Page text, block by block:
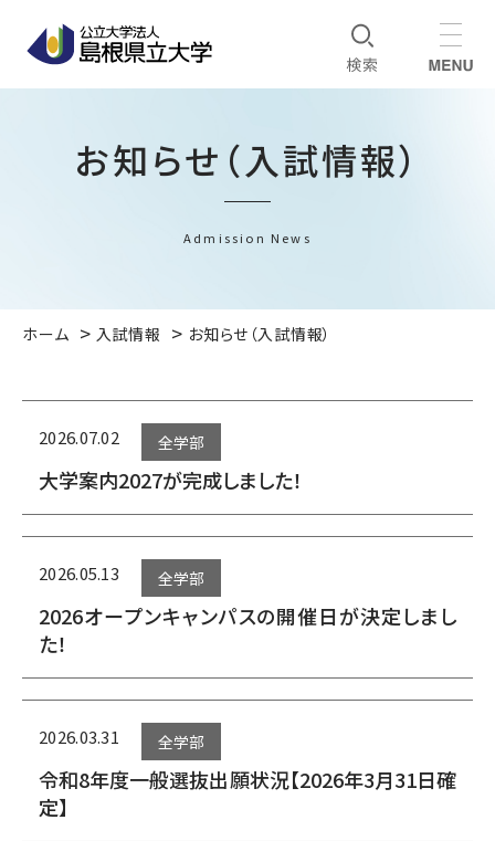
お知らせ（入試情報）
Admission News
ホーム 入試情報 お知らせ（入試情報）
2026.07.02 全学部
大学案内2027が完成しました！
2026.05.13 全学部
2026オープンキャンパスの開催日が決定しまし
た！
2026.03.31 全学部
令和8年度一般選抜出願状況【2026年3月31日確
定】